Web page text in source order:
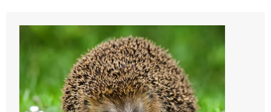
Hause